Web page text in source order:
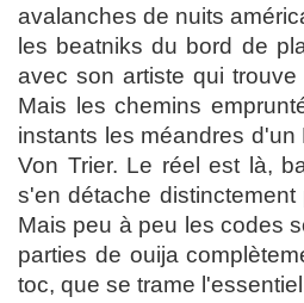
avalanches de nuits
les beatniks du bord de
avec son artiste qui
Mais les chemins
instants les méandres
Von Trier. Le réel est là,
s'en détache
Mais peu à peu les codes
parties de ouija
toc, que se trame